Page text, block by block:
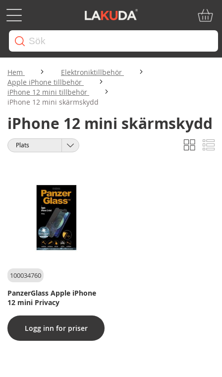
Hem
Elektroniktillbehör
Apple iPhone tillbehör
iPhone 12 mini tillbehör
iPhone 12 mini skärmskydd
iPhone 12 mini skärmskydd
Visa
som
Rutnät
Sortera
100034760
PanzerGlass Apple iPhone
12 mini Privacy
Logg inn for priser